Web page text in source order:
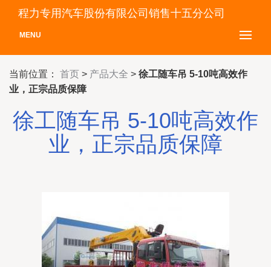
程力专用汽车股份有限公司销售十五分公司
MENU
当前位置： 首页 > 产品大全 > 徐工随车吊 5-10吨高效作
业，正宗品质保障
徐工随车吊 5-10吨高效作
业，正宗品质保障